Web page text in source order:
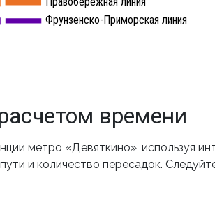
Фрунзенско-Приморская линия
времени
метро «Девяткино», используя
и количество пересадок.